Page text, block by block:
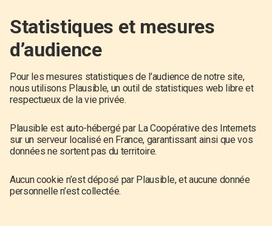
Statistiques et mesures
d’audience
Pour les mesures statistiques de l’audience de notre site,
nous utilisons Plausible, un outil de statistiques web libre et
respectueux de la vie privée.
Plausible est auto-hébergé par La Coopérative des Internets
sur un serveur localisé en France, garantissant ainsi que vos
données ne sortent pas du territoire.
Aucun cookie n’est déposé par Plausible, et aucune donnée
personnelle n’est collectée.